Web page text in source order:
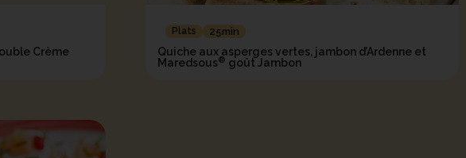
Crème
Plats 25min
Quiche aux asperges vertes, jambon d’Ardenne et
Maredsous® goût Jambon